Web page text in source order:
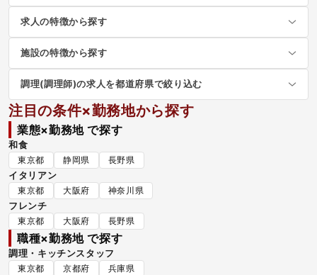
求人の特徴から探す
施設の特徴から探す
調理(調理師)の求人を都道府県で絞り込む
注目の条件×勤務地から探す
業態×勤務地 で探す
和食
東京都 静岡県 長野県
イタリアン
東京都 大阪府 神奈川県
フレンチ
東京都 大阪府 長野県
職種×勤務地 で探す
調理・キッチンスタッフ
東京都 京都府 兵庫県